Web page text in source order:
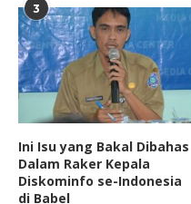
3
Ini Isu yang Bakal Dibahas
Dalam Raker Kepala
Diskominfo se-Indonesia
di Babel